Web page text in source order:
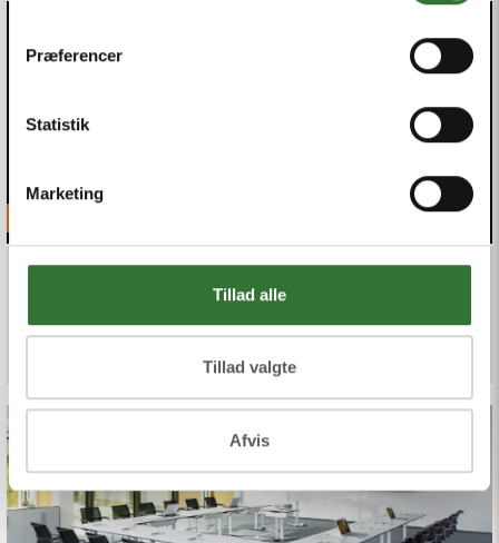
Præferencer
Statistik
Marketing
Tillad alle
Tillad valgte
Afvis
NEU: Mauerdurchführungssystem für